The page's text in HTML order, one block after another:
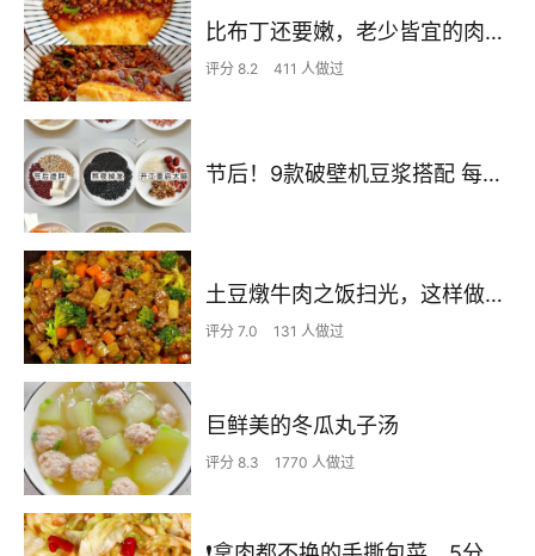
比布丁还要嫩，老少皆宜的肉沫蒸蛋
评分 8.2 411 人做过
节后！9款破壁机豆浆搭配 每天不重样喝出好状态！
土豆燉牛肉之饭扫光，这样做也太香了吧，还没出锅已是浓香四溢了
评分 7.0 131 人做过
巨鲜美的冬瓜丸子汤
评分 8.3 1770 人做过